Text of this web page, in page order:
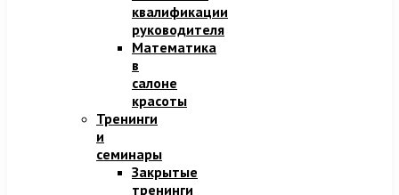
квалификации
руководителя
Математика
в
салоне
красоты
Тренинги
и
семинары
Закрытые
тренинги